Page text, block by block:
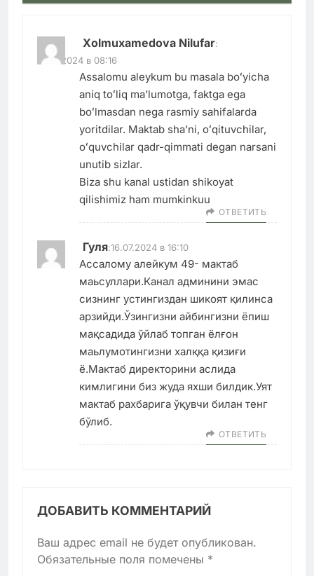
Xolmuxamedova Nilufar:
10.07.2024 в 08:16
Assalomu aleykum bu masala boʻyicha
aniq toʻliq ma’lumotga, faktga ega
boʻlmasdan nega rasmiy sahifalarda
yoritdilar. Maktab sha’ni, oʻqituvchilar,
oʻquvchilar qadr-qimmati degan narsani
unutib sizlar.
Biza shu kanal ustidan shikoyat
qilishimiz ham mumkinkuu
ОТВЕТИТЬ
Гуля:16.07.2024 в 16:10
Ассалому алейкум 49- мактаб
маьсуллари.Канал админини эмас
сизнинг устингиздан шикоят қилинса
арзийди.Ўзингизни айбингизни ёпиш
мақсадида ўйлаб топган ёлғон
маьлумотингизни халққа қизиғи
ё.Мактаб директорини аслида
кимлигини биз жуда яхши билдик.Уят
мактаб рахбарига ўқувчи билан тенг
бўлиб.
ОТВЕТИТЬ
ДОБАВИТЬ КОММЕНТАРИЙ
Ваш адрес email не будет опубликован.
Обязательные поля помечены *